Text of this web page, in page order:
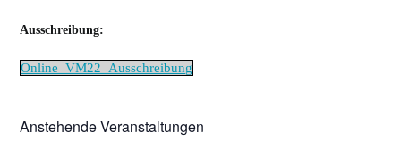
Ausschreibung:
Online_VM22_Ausschreibung
Anstehende Veranstaltungen